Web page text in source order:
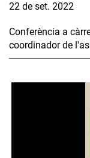
22 de set. 2022
Conferència a
coordinador de